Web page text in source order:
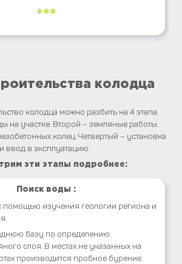
***
колодца
колодца можно разбить на 4 этапа.
на участке. Второй – земляные работы.
колец. Четвертый – установка
ввод в эксплуатацию.
эти этапы подробнее:
Поиск воды :
помощью изучения геологии региона и
базу по определению
слоя. В местах не указанных на
производится пробное бурение.